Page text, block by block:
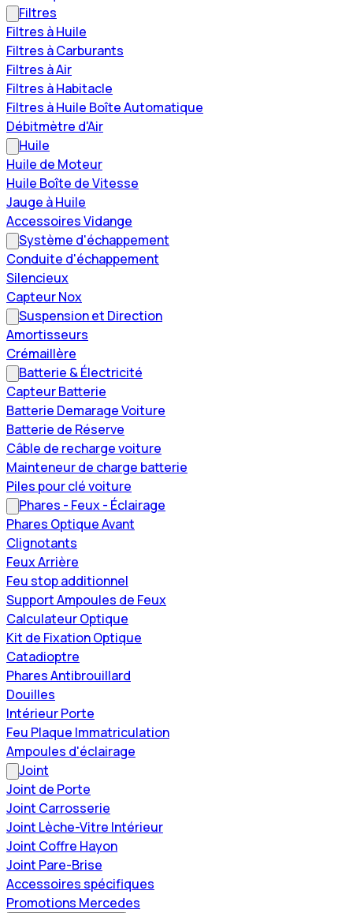
Filtres
Filtres à Huile
Filtres à Carburants
Filtres à Air
Filtres à Habitacle
Filtres à Huile Boîte Automatique
Débitmètre d'Air
Huile
Huile de Moteur
Huile Boîte de Vitesse
Jauge à Huile
Accessoires Vidange
Système d'échappement
Conduite d'échappement
Silencieux
Capteur Nox
Suspension et Direction
Amortisseurs
Crémaillère
Batterie & Électricité
Capteur Batterie
Batterie Demarage Voiture
Batterie de Réserve
Câble de recharge voiture
Mainteneur de charge batterie
Piles pour clé voiture
Phares - Feux - Éclairage
Phares Optique Avant
Clignotants
Feux Arrière
Feu stop additionnel
Support Ampoules de Feux
Calculateur Optique
Kit de Fixation Optique
Catadioptre
Phares Antibrouillard
Douilles
Intérieur Porte
Feu Plaque Immatriculation
Ampoules d'éclairage
Joint
Joint de Porte
Joint Carrosserie
Joint Lèche-Vitre Intérieur
Joint Coffre Hayon
Joint Pare-Brise
Accessoires spécifiques
Promotions Mercedes